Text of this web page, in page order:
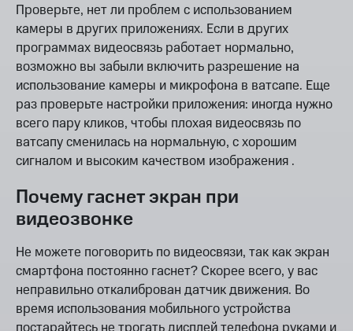
Проверьте, нет ли проблем с использованием
камеры в других приложениях. Если в других
программах видеосвязь работает нормально,
возможно вы забыли включить разрешение на
использование камеры и микрофона в ватсапе. Еще
раз проверьте настройки приложения: иногда нужно
всего пару кликов, чтобы плохая видеосвязь по
ватсапу сменилась на нормальную, с хорошим
сигналом и высоким качеством изображения .
Почему гаснет экран при
видеозвонке
Не можете поговорить по видеосвязи, так как экран
смартфона постоянно гаснет? Скорее всего, у вас
неправильно откалиброван датчик движения. Во
время использования мобильного устройства